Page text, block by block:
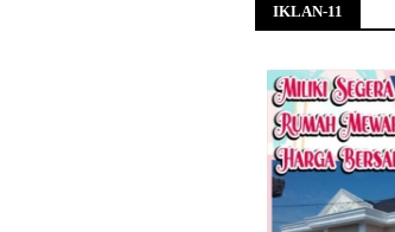
IKLAN-11